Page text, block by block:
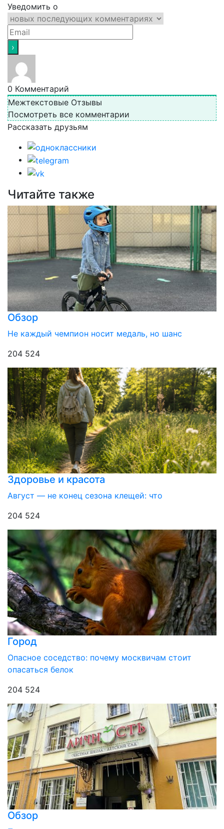
Уведомить о
0 Комментарий
Межтекстовые Отзывы
Посмотреть все комментарии
Рассказать друзьям
Читайте также
Обзор
Не каждый чемпион носит медаль, но шанс
204 524
Здоровье и красота
Август — не конец сезона клещей: что
204 524
Город
Опасное соседство: почему москвичам стоит
опасаться белок
204 524
Обзор